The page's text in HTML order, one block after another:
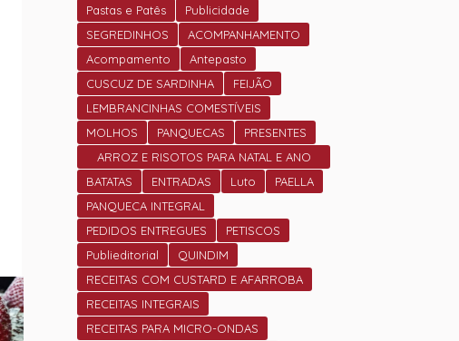
Pastas e Patês
Publicidade
SEGREDINHOS
ACOMPANHAMENTO
Acompamento
Antepasto
CUSCUZ DE SARDINHA
FEIJÃO
LEMBRANCINHAS COMESTÍVEIS
MOLHOS
PANQUECAS
PRESENTES
ARROZ E RISOTOS PARA NATAL E ANO
NOVO
BATATAS ENTRADAS Luto
PAELLA
PANQUECA INTEGRAL
PEDIDOS ENTREGUES
PETISCOS
Publieditorial
QUINDIM
RECEITAS COM CUSTARD E AFARROBA
RECEITAS INTEGRAIS
RECEITAS PARA MICRO-ONDAS